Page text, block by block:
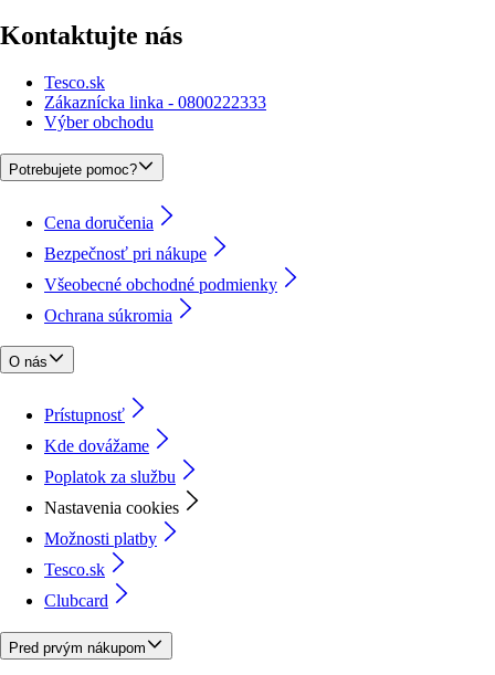
Kontaktujte nás
Tesco.sk
Zákaznícka linka - 0800222333
Výber obchodu
Potrebujete pomoc?
Cena doručenia
Bezpečnosť pri nákupe
Všeobecné obchodné podmienky
Ochrana súkromia
O nás
Prístupnosť
Kde dovážame
Poplatok za službu
Nastavenia cookies
Možnosti platby
Tesco.sk
Clubcard
Pred prvým nákupom